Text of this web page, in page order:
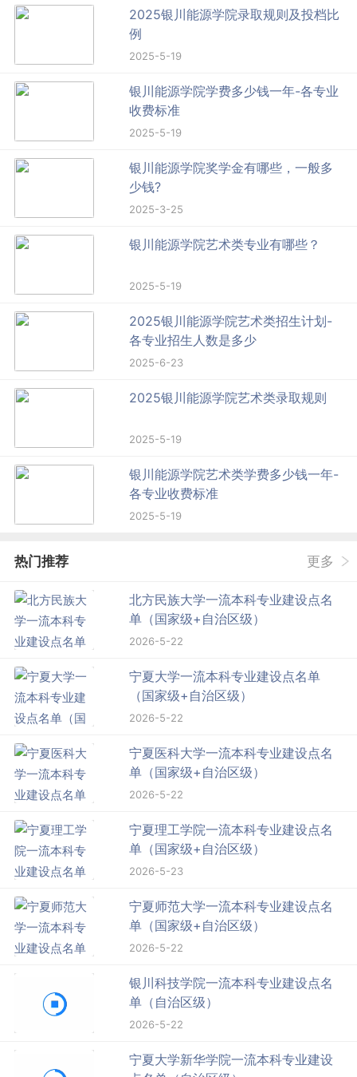
2025银川能源学院录取规则及投档比
例
2025-5-19
银川能源学院学费多少钱一年-各专业
收费标准
2025-5-19
银川能源学院奖学金有哪些，一般多
少钱?
2025-3-25
银川能源学院艺术类专业有哪些？
2025-5-19
2025银川能源学院艺术类招生计划-
各专业招生人数是多少
2025-6-23
2025银川能源学院艺术类录取规则
2025-5-19
银川能源学院艺术类学费多少钱一年-
各专业收费标准
2025-5-19
热门推荐 更多
北方民族大学一流本科专业建设点名
单（国家级+自治区级）
2026-5-22
宁夏大学一流本科专业建设点名单
（国家级+自治区级）
2026-5-22
宁夏医科大学一流本科专业建设点名
单（国家级+自治区级）
2026-5-22
宁夏理工学院一流本科专业建设点名
单（国家级+自治区级）
2026-5-23
宁夏师范大学一流本科专业建设点名
单（国家级+自治区级）
2026-5-22
银川科技学院一流本科专业建设点名
单（自治区级）
2026-5-22
宁夏大学新华学院一流本科专业建设